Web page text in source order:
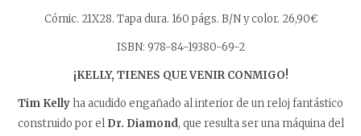
Cómic. 21X28. Tapa dura. 160 págs. B/N y color. 26,90€
ISBN: 978-84-19380-69-2
¡KELLY, TIENES QUE VENIR CONMIGO!
Tim Kelly ha acudido engañado al interior de un reloj fantástico
construido por elDr. Diamond, que resulta ser una máquina del